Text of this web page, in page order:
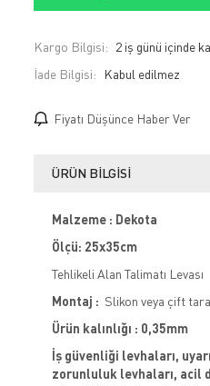
Kargo Bilgisi: 2 iş günü içinde
İade Bilgisi:
Fiyatı Düşünce Haber Ver
ÜRÜN BILGISI
Malzeme : Dekota
Ölçü: 25x35cm
Tehlikeli Alan Talimatı Levası
Montaj : Slikon veya çift
Ürün kalınlığı : 0,35mm
İş güvenliği levhaları,
zorunluluk levhaları, acil